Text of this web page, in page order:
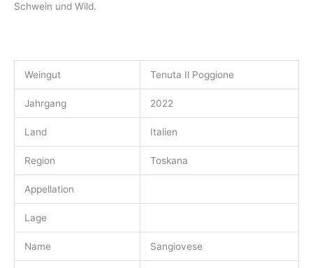
Schwein und Wild.
Weingut Tenuta Il Poggione
Jahrgang 2022
Land Italien
Region Toskana
Appellation
Lage
Name Sangiovese